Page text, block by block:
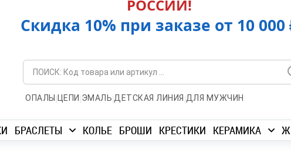
РОССИИ!
Скидка 10% при заказе от 10 000
ОПАЛЫ | ЦЕПИ |ЭМАЛЬ|ДЕТСКАЯ ЛИНИЯ |ДЛЯ МУЖЧИН
БРАСЛЕТЫ КОЛЬЕ БРОШИ КРЕСТИКИ КЕРАМИКА